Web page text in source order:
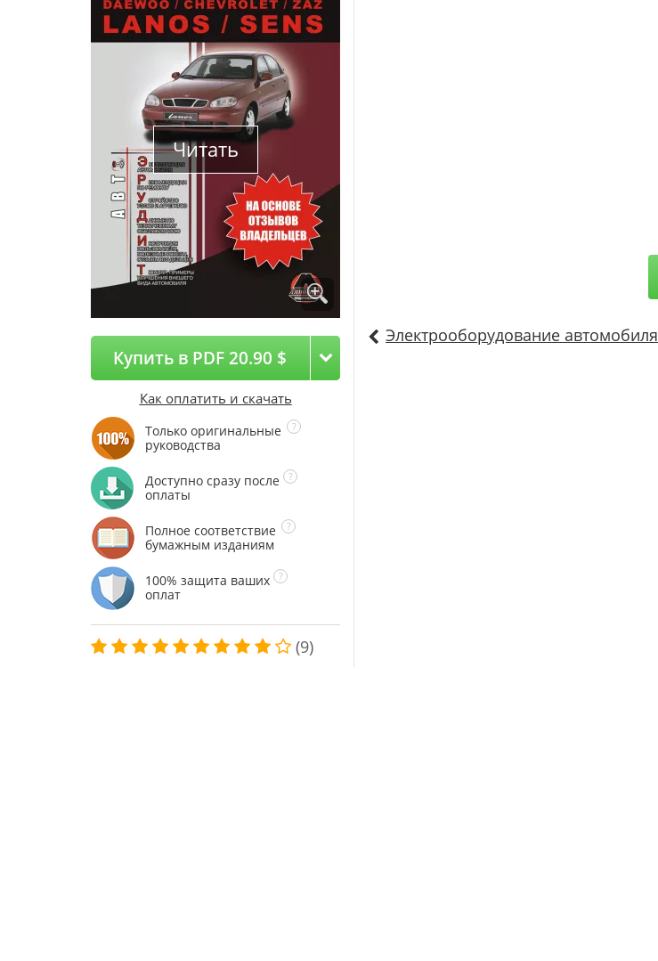
Читать
Купить в PDF 20.90 $
Как оплатить и скачать
Только оригинальные
руководства
Доступно сразу после
оплаты
Полное соответствие
бумажным изданиям
100% защита ваших
оплат
(9)
Электрооборудование автомобиля